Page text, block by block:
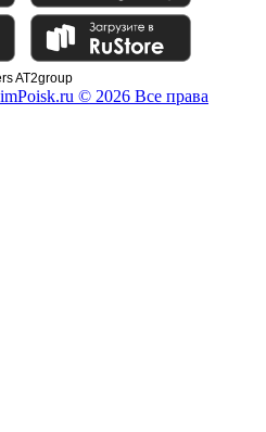
AT2group
© 2026 Все права